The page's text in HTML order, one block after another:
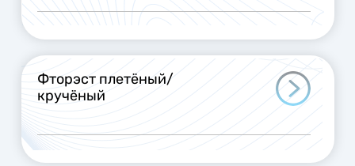
Фторэст плетёный/
кручёный